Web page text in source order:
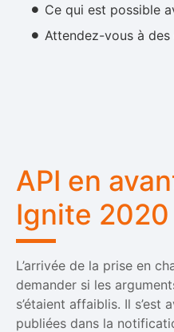
Ce qui est possible
Attendez-vous à
API en
Ignite 2020
L’arrivée de la prise en
demander si les
s’étaient affaiblis. Il
publiées dans la